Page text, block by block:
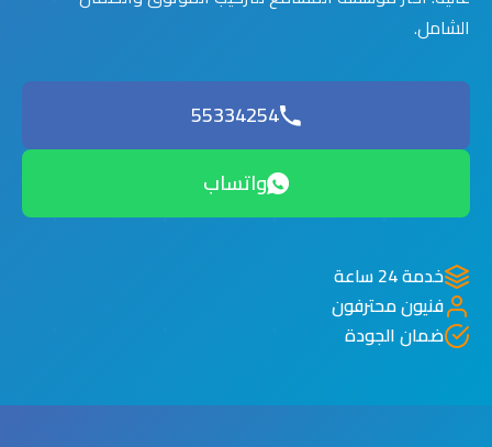
الشامل.
55334254
واتساب
خدمة 24 ساعة
فنيون محترفون
ضمان الجودة